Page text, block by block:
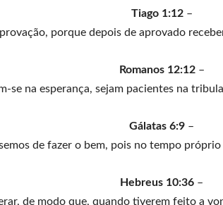
Tiago 1:12–
porque depois de aprovado
Romanos 12:12–
se na esperança, sejam pacientes na
Gálatas 6:9 –
de fazer o bem, pois no tempo
Hebreus 10:36 –
de modo que, quando tiverem feito a